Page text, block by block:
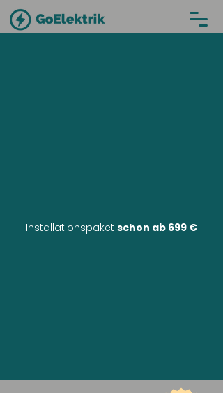
Installationspaket schon ab 699 €